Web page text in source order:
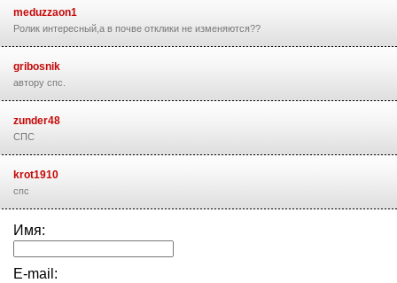
meduzzaon1
Ролик интересный,а в почве отклики не изменяются??
gribosnik
автору спс.
zunder48
СПС
krot1910
спс
Имя:
E-mail: